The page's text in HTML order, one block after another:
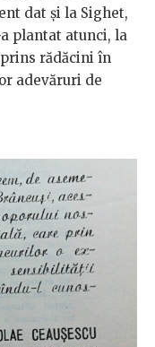
dat și la Sighet,
plantat atunci, la
rădăcini în
adevăruri de